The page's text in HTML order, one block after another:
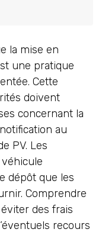
la mise en
une pratique
Cette
doivent
concernant la
au
PV. Les
dépôt que les
Comprendre
des frais
recours